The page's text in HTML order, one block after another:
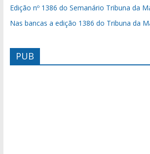
Edição nº 1386 do Semanário Tribuna da
Nas bancas a edição 1386 do Tribuna da
PUB